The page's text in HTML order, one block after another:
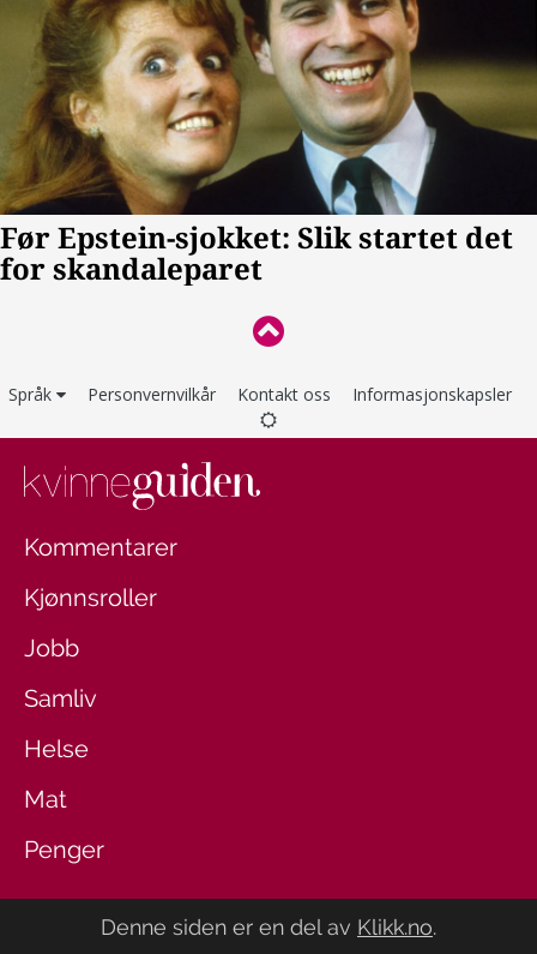
Språk Personvernvilkår Kontakt oss Informasjonskapsler
Kommentarer
Kjønnsroller
Jobb
Samliv
Helse
Mat
Penger
Denne siden er en del av Klikk.no.